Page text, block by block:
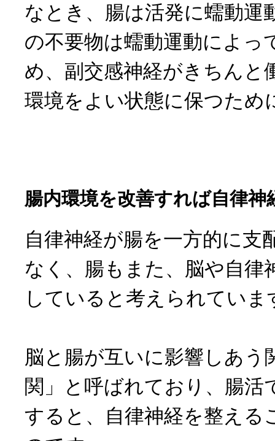
なとき、腸は活発に蠕動運
の不要物は蠕動運動によっ
め、副交感神経がきちんと
環境をよい状態に保つため
腸内環境を改善すれば自律神
自律神経が腸を一方的に支
なく、腸もまた、脳や自律
していると考えられていま
脳と腸が互いに影響しあう
関」と呼ばれており、腸活
すると、自律神経を整える